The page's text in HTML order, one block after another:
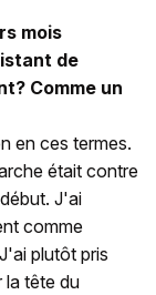
mois
de
Comme un
en ces termes.
était contre
J'ai
comme
plutôt pris
la tête du